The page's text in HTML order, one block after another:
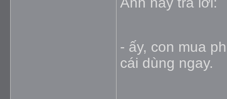
- ấy, con mua
cái dùng ngay.